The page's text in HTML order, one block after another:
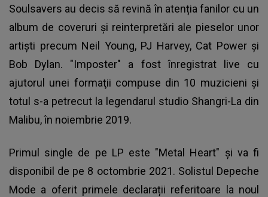
Soulsavers au decis să revină în atenția fanilor cu un
album de coveruri şi reinterpretări ale pieselor unor
artişti precum Neil Young, PJ Harvey, Cat Power şi
Bob Dylan. "Imposter" a fost înregistrat live cu
ajutorul unei formaţii compuse din 10 muzicieni şi
totul s-a petrecut la legendarul studio Shangri-La din
Malibu, în noiembrie 2019.
Primul single de pe LP este "Metal Heart" şi va fi
disponibil de pe 8 octombrie 2021. Solistul Depeche
Mode a oferit primele declarații referitoare la noul